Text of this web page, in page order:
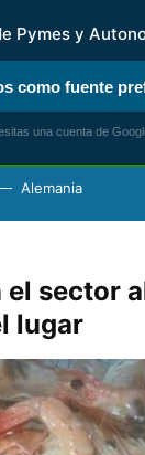
KIT
Alemania
el sector
lugar
Pymes y
como fuente
una cuenta de